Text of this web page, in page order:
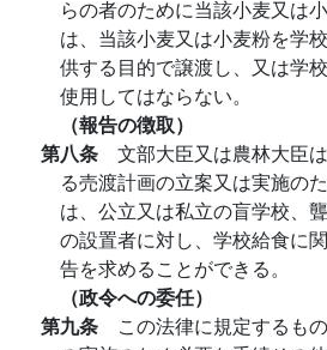
らの者のために当該小麦又は
は、当該小麦又は小麦粉を学
供する目的で譲渡し、又は学
使用してはならない。
（報告の徴取）
第八条 文部大臣又は農林大臣
る売渡計画の立案又は実施の
は、公立又は私立の盲学校、
の設置者に対し、学校給食に
告を求めることができる。
（政令への委任）
第九条 この法律に規定するも